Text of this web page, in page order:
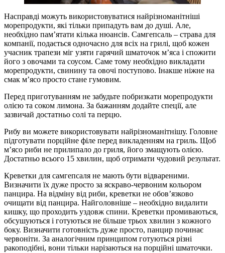
Насправді можуть використовуватися найрізноманітніші
морепродукти, які тільки припадуть вам до душі. Але,
необхідно пам’ятати кілька нюансів. Самгепсаль – страва для
компанії, подається одночасно для всіх на грилі, щоб кожен
учасник трапези міг узяти гарячий шматочок м’яса і спожити
його з овочами та соусом. Саме тому необхідно викладати
морепродукти, свинину та овочі поступово. Інакше ніжне на
смак м’ясо просто стане гумовим.
Перед приготуванням не забудьте побризкати морепродукти
олією та соком лимона. За бажанням додайте спеції, але
зазвичай достатньо солі та перцю.
Рибу ви можете використовувати найрізноманітнішу. Головне
підготувати порційне філе перед викладенням на гриль. Щоб
м’ясо риби не прилипало до гриля, його змащують олією.
Достатньо всього 15 хвилин, щоб отримати чудовий результат.
Креветки для самгепсаля не мають бути відвареними.
Визначити їх дуже просто за яскраво-червоним кольором
панцира. На відміну від риби, креветки не обов’язково
очищати від панцира. Найголовніше – необхідно видалити
кишку, що проходить уздовж спини. Креветки промиваються,
обсушуються і готуються не більше трьох хвилин з кожного
боку. Визначити готовність дуже просто, панцир починає
червоніти. За аналогічним принципом готуються різні
ракоподібні, вони тільки нарізаються на порційні шматочки.